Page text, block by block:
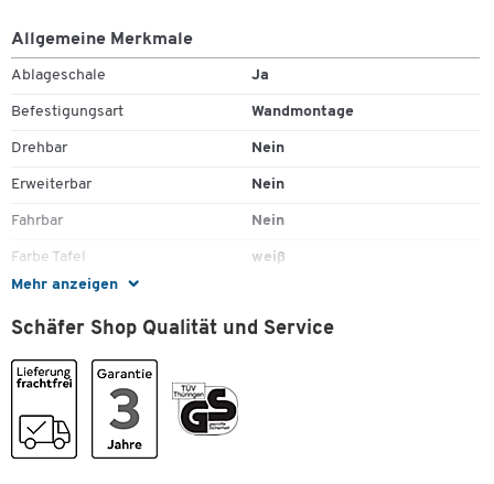
Mehr anzeigen
Allgemeine Merkmale
Ablageschale Ja
Befestigungsart Wandmontage
Drehbar Nein
Erweiterbar Nein
Fahrbar Nein
Farbe Tafel weiß
Gestell
Gewicht [kg] 24.800
Glasboard
Lieferumfang
Schäfer Shop Qualität und Service